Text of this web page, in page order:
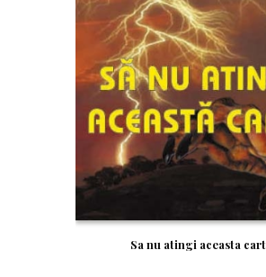
Sa nu atingi aceasta